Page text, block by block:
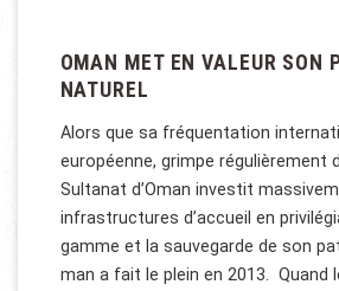
OMAN MET EN VALEUR SON
NATUREL
Alors que sa fréquentation
européenne, grimpe régulièrement
Sultanat d’Oman investit
infrastructures d’accueil en
gamme et la sauvegarde de son
man a fait le plein en 2013. Quand